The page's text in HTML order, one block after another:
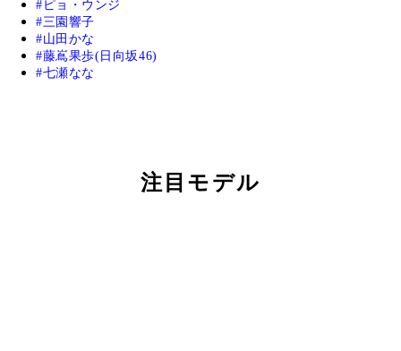
ピョ・ウンジ
三園響子
山田かな
藤嶌果歩(日向坂46)
七瀬なな
注目モデル